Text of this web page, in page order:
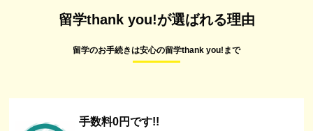
留学thank you!が選ばれる理由
留学のお手続きは安心の留学thank you!まで
手数料0円です!!